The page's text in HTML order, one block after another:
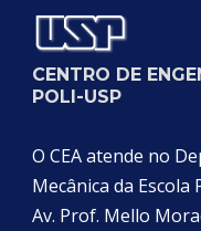
CENTRO DE
POLI-USP
O CEA atende no
Mecânica da Escola
Av. Prof. Mello